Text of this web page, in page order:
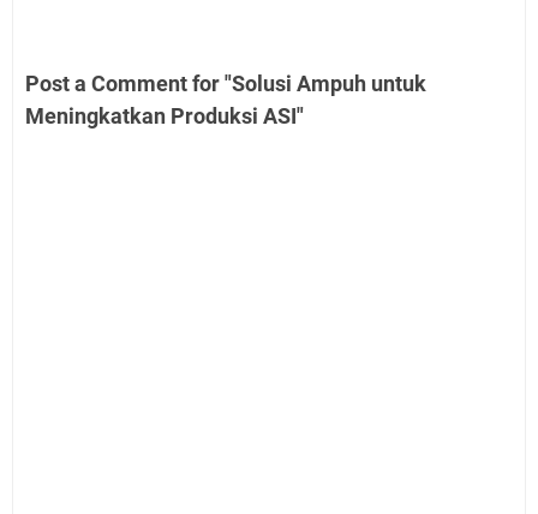
Post a Comment for "Solusi Ampuh untuk
Meningkatkan Produksi ASI"